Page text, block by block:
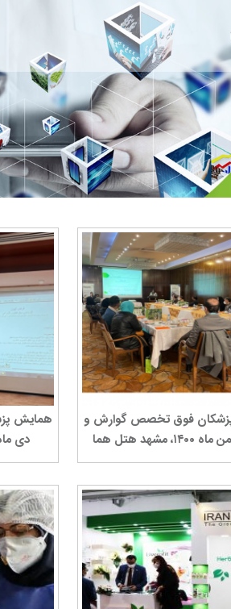
فوق تخصص گوارش و
مشهد هتل هما
همایش
دی ماه ۱۴۰۰، شیراز هتل